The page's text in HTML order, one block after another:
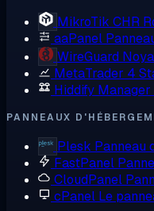
MikroTik CHR
aaPanel
WireGuard
MetaTrader 4
Hiddify Manager
PANNEAUX
Plesk Panneau
FastPanel
CloudPanel
cPanel Le